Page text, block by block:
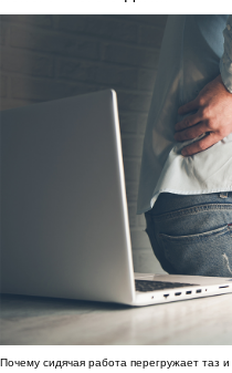
Почему сидячая работа перегружает таз и